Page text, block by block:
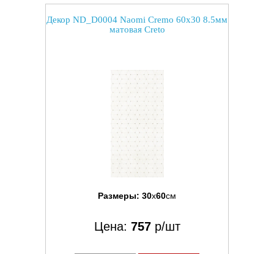
Декор ND_D0004 Naomi Cremo 60x30 8.5мм
матовая Creto
Размеры: 30x60см
Цена: 757р/шт